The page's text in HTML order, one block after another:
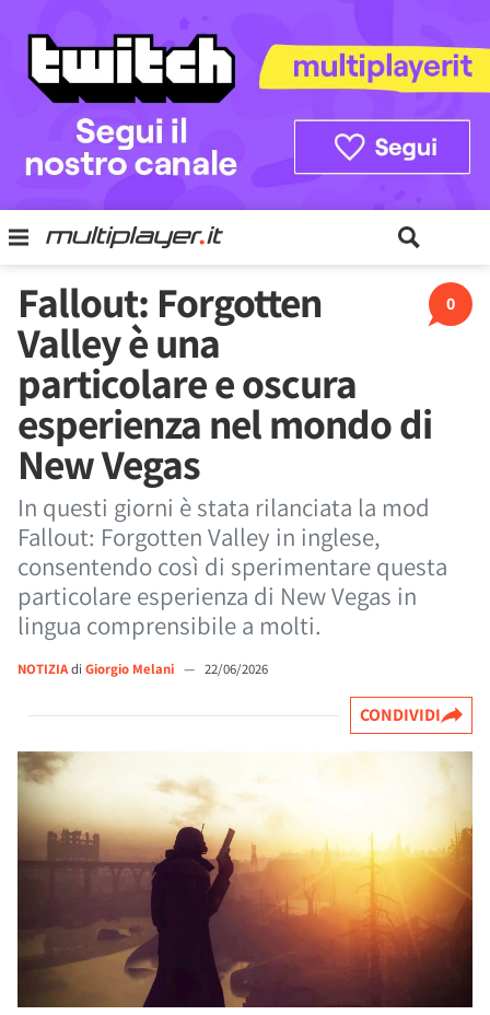
0
Fallout: Forgotten
Valley è una
particolare e oscura
esperienza nel mondo di
New Vegas
In questi giorni è stata rilanciata la mod
Fallout: Forgotten Valley in inglese,
consentendo così di sperimentare questa
particolare esperienza di New Vegas in
lingua comprensibile a molti.
NOTIZIAdi Giorgio Melani — 22/06/2026
CONDIVIDI